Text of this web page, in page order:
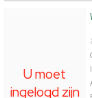
U moet
ingelogd zijn
Wreath
U moet